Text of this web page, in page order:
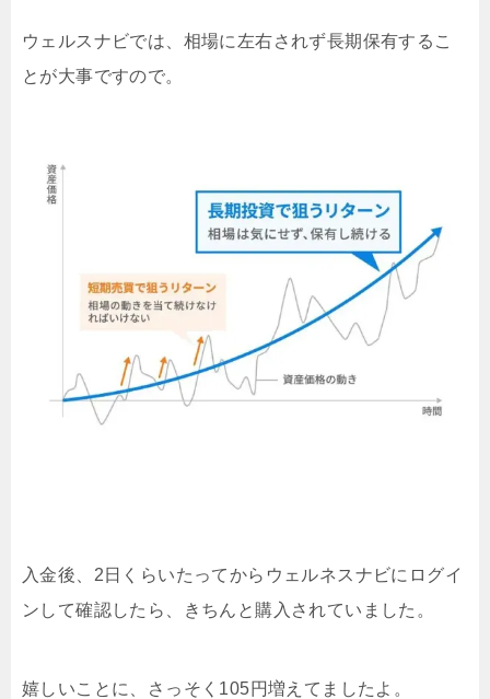
ウェルスナビでは、相場に左右されず長期保有するこ
とが大事ですので。
入金後、2日くらいたってからウェルネスナビにログイ
ンして確認したら、きちんと購入されていました。
嬉しいことに、さっそく105円増えてましたよ。